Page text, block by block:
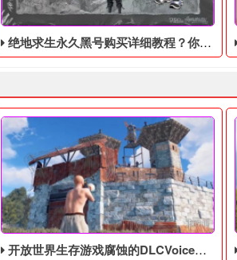
绝地求生永久黑号购买详细教程？你get到了吗？
开放世界生存游戏腐蚀的DLCVoiceProps和RUST黑号已经发售